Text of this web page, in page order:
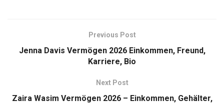
Previous Post
Jenna Davis Vermögen 2026 Einkommen, Freund,
Karriere, Bio
Next Post
Zaira Wasim Vermögen 2026 – Einkommen, Gehälter,